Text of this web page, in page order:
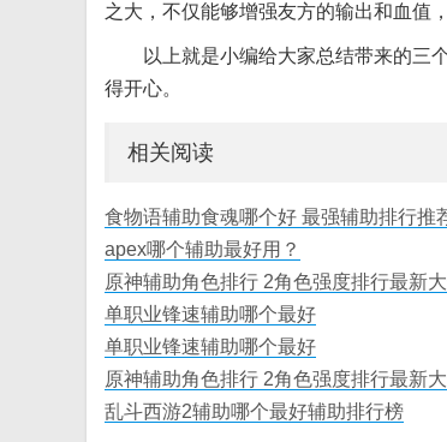
之大，不仅能够增强友方的输出和血值
以上就是小编给大家总结带来的三
得开心。
相关阅读
食物语辅助食魂哪个好 最强辅助排行推
apex哪个辅助最好用？
原神辅助角色排行 2角色强度排行最新
单职业锋速辅助哪个最好
单职业锋速辅助哪个最好
原神辅助角色排行 2角色强度排行最新
乱斗西游2辅助哪个最好辅助排行榜